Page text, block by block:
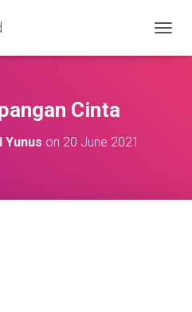
Cinta
Yunus on 20 June 2021